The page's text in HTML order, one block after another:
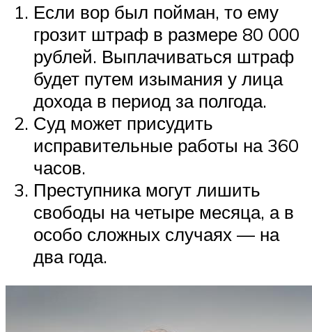
Если вор был пойман, то ему
грозит штраф в размере 80 000
рублей. Выплачиваться штраф
будет путем изымания у лица
дохода в период за полгода.
Суд может присудить
исправительные работы на 360
часов.
Преступника могут лишить
свободы на четыре месяца, а в
особо сложных случаях — на
два года.